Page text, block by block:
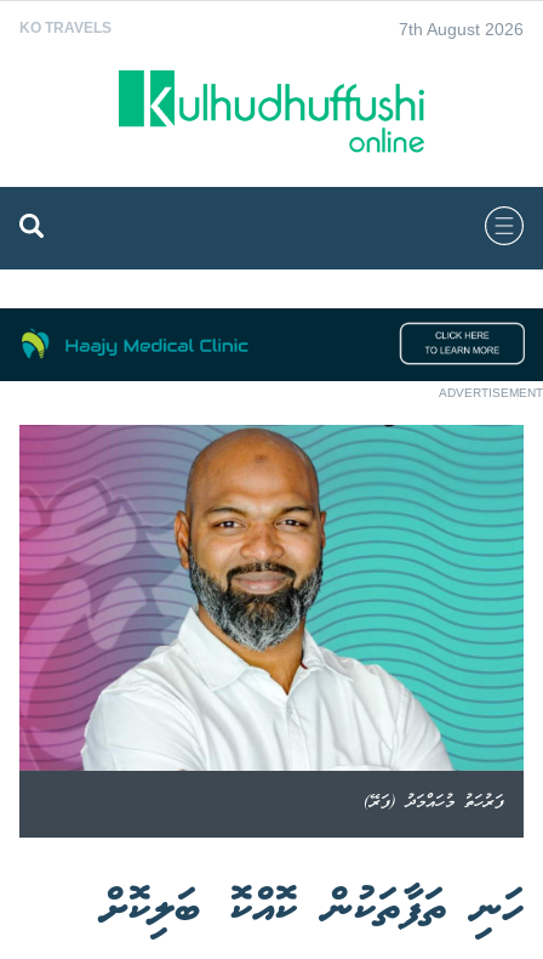
KO TRAVELS 7th August 2026
ADVERTISEMENT
ފަރުހަތު މުހައްމަދު (ފަރޭ)
ހަނި ތަފާތަކުން ކޮއްކޮ ބަލިކޮށް